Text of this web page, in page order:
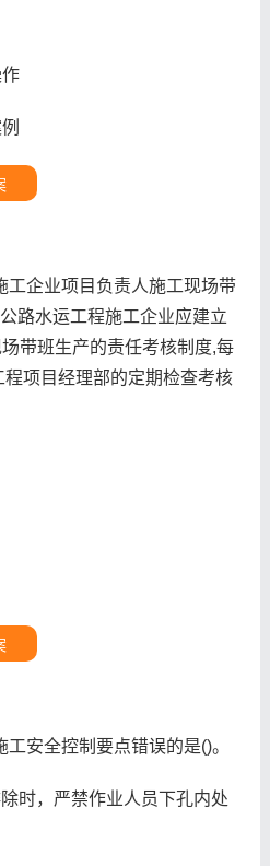
工企业项目负责人施工现场带
路水运工程施工企业应建立
带班生产的责任考核制度,每
项目经理部的定期检查考核
安全控制要点错误的是()。
时，严禁作业人员下孔内处